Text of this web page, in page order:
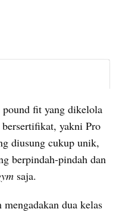
fit yang dikelola
yakni Pro
diusung cukup unik,
berpindah-pindah dan
saja.
dua kelas